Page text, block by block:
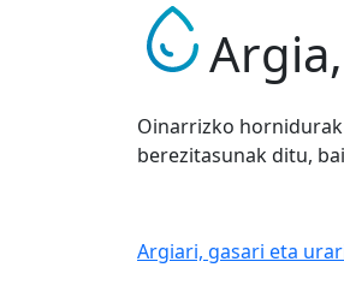
Oinarrizko
berezitasunak ditu,
Argiari, gasari eta